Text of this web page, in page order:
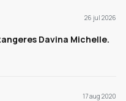
26 jul 2026
Davina Michelle.
17 aug 2020